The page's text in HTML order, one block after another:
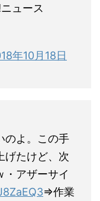
ュース
年10月18日
のよ。この手
げたけど、次
・アザーサイ
⇒作業